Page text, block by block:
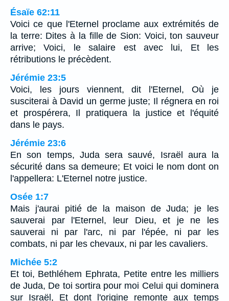
Ésaïe 62:11
Voici ce que l'Eternel proclame aux extrémités de
la terre: Dites à la fille de Sion: Voici, ton sauveur
arrive; Voici, le salaire est avec lui, Et les
rétributions le précèdent.
Jérémie 23:5
Voici, les jours viennent, dit l'Eternel, Où je
susciterai à David un germe juste; Il régnera en roi
et prospérera, Il pratiquera la justice et l'équité
dans le pays.
Jérémie 23:6
En son temps, Juda sera sauvé, Israël aura la
sécurité dans sa demeure; Et voici le nom dont on
l'appellera: L'Eternel notre justice.
Osée 1:7
Mais j'aurai pitié de la maison de Juda; je les
sauverai par l'Eternel, leur Dieu, et je ne les
sauverai ni par l'arc, ni par l'épée, ni par les
combats, ni par les chevaux, ni par les cavaliers.
Michée 5:2
Et toi, Bethléhem Ephrata, Petite entre les milliers
de Juda, De toi sortira pour moi Celui qui dominera
sur Israël, Et dont l'origine remonte aux temps